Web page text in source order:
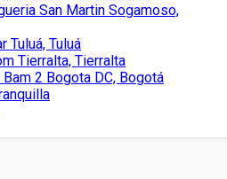
San Martin Sogamoso,
Tuluá, Tuluá
Tierralta, Tierralta
2 Bogota DC, Bogotá